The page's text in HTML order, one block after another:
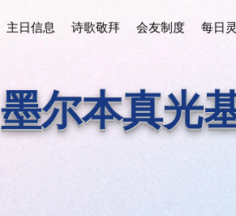
主日信息 诗歌敬拜 会友制度 每日
墨尔本真光